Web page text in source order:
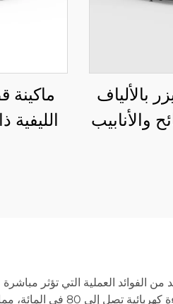
بالألياف
والأنابيب
ماكينة
الليفية
من الفوائد العملية التي تؤثر
من خلال العمل مع